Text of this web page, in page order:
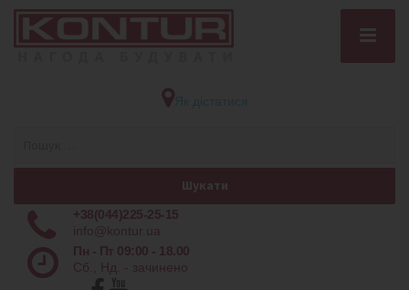
Як дістатися
+38(044)225-25-15
info@kontur.ua
Пн - Пт 09:00 - 18.00
Сб., Нд. - зачинено